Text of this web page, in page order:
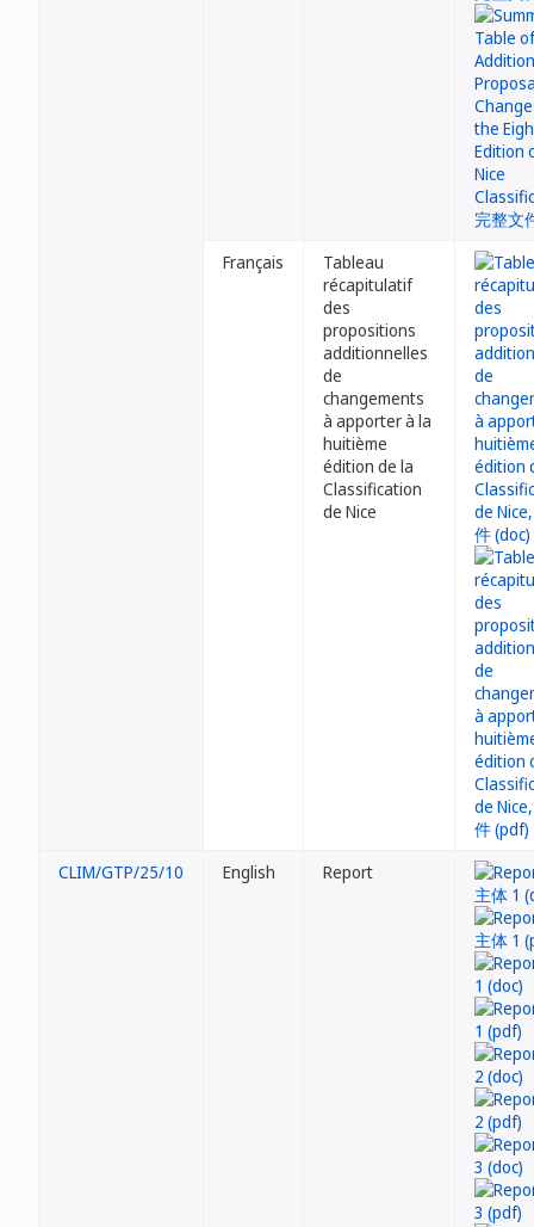
Français
Tableau
récapitulatif
des
propositions
additionnelles
de
changements
à apporter à la
huitième
édition de la
Classification
de Nice
CLIM/GTP/25/10 English Report